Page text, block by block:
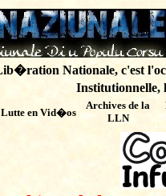
Nationale, c'est
Institutionnelle,
en Vid�os
Archives de la
LLN